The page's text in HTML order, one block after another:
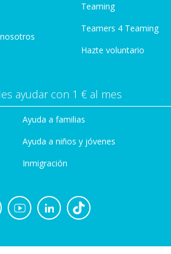
Teaming
Teamers 4 Teaming
Hazte voluntario
ayudar con 1 € al mes
Ayuda a familias
Ayuda a niños y jóvenes
Inmigración